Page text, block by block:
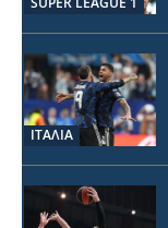
ΙΤΑΛΙΑ